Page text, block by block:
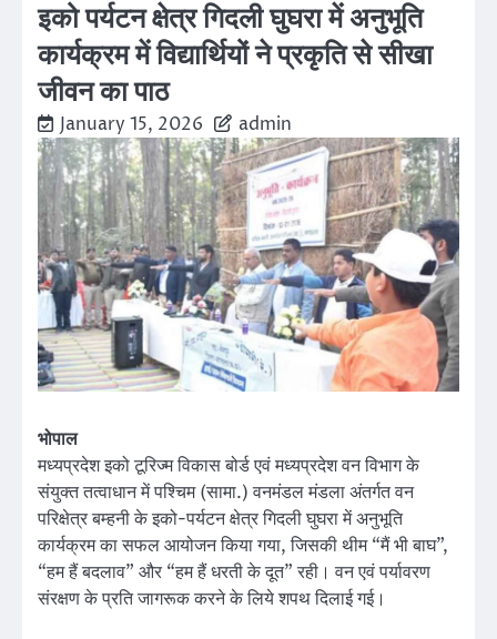
इको पर्यटन क्षेत्र गिदली घुघरा में अनुभूति
कार्यक्रम में विद्यार्थियों ने प्रकृति से सीखा
जीवन का पाठ
January 15, 2026 admin
भोपाल
मध्यप्रदेश इको टूरिज्म विकास बोर्ड एवं मध्यप्रदेश वन विभाग के
संयुक्त तत्वाधान में पश्चिम (सामा.) वनमंडल मंडला अंतर्गत वन
परिक्षेत्र बम्हनी के इको-पर्यटन क्षेत्र गिदली घुघरा में अनुभूति
कार्यक्रम का सफल आयोजन किया गया, जिसकी थीम “मैं भी बाघ”,
“हम हैं बदलाव” और “हम हैं धरती के दूत” रही। वन एवं पर्यावरण
संरक्षण के प्रति जागरूक करने के लिये शपथ दिलाई गई।